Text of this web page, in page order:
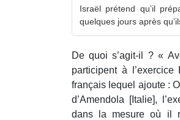
Israël prétend qu’il
quelques jours après
De quoi s’agit-il ? «
participent à
français lequel ajoute :
d’Amendola [Italie],
dans la mesure où il